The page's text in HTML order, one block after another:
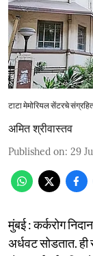
टाटा मेमोरियल सेंटरचे
अमित श्रीवास्तव
Published on: 29
मुंबई : कर्करोग
अर्धवट सोडतात. ही